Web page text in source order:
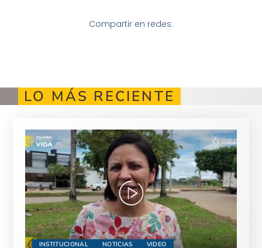
Compartir en redes:
LO MÁS RECIENTE
INSTITUCIONAL NOTICIAS VIDEO